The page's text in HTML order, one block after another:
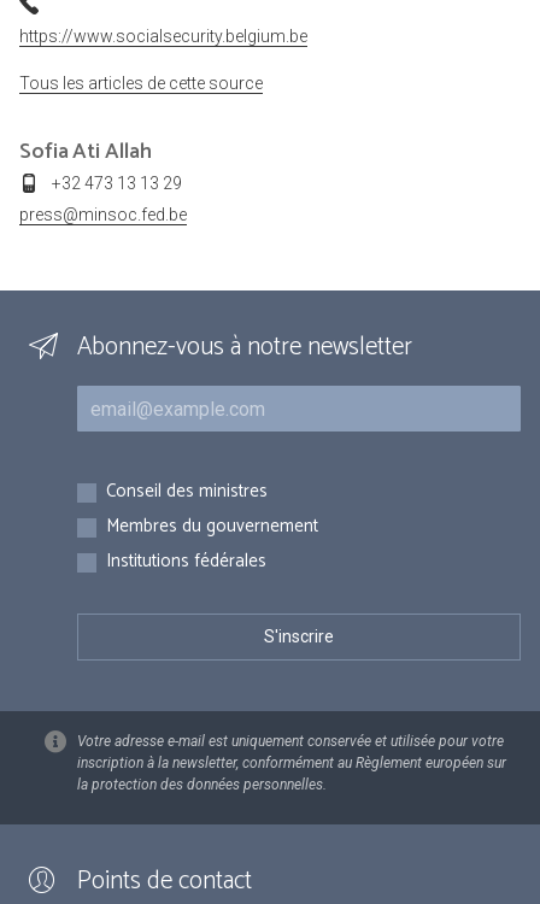
https://www.socialsecurity.belgium.be
Tous les articles de cette source
SofiaAti Allah
+32 473 13 13 29
press@minsoc.fed.be
Abonnez-vous à notre newsletter
Courriel
Inscriptions
Conseil des ministres
Membres du gouvernement
Institutions fédérales
Votre adresse e-mail est uniquement conservée et utilisée pour votre
inscription à la newsletter, conformément au Règlement européen sur
la protection des données personnelles.
Points de contact